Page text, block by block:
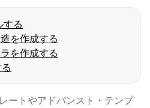
する
を作成する
を作成する
ートやアドバンスト・テンプ